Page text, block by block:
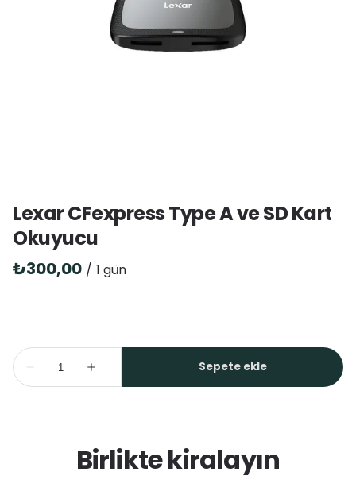
Lexar CFexpress Type A ve SD Kart
Okuyucu
/
Birlikte kiralayın